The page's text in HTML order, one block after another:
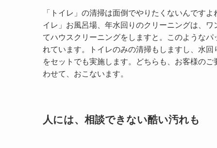
「トイレ」の清掃は面倒でやりたくないんですよ
イレ」お風呂場、年水回りのクリーニングは、ワ
てハウスクリーニングをしますと。このようなパ
れています。トイレのみの清掃もしますし、水回
をセットでも実施します。どちらも、お客様のご
わせて、おこないます。
人には、相談できない酷い汚れも